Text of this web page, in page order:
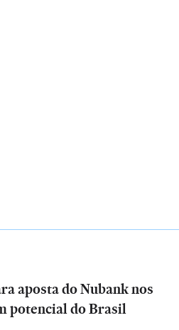
aposta do Nubank nos
potencial do Brasil